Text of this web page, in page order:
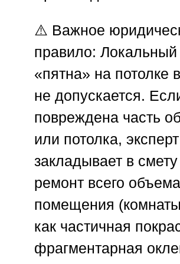
⚠️ Важное
правило: Локальный
«пятна» на потолке
не допускается.
повреждена часть
или потолка, эксперт
закладывает в смету
ремонт всего объема
помещения
как частичная
фрагментарная